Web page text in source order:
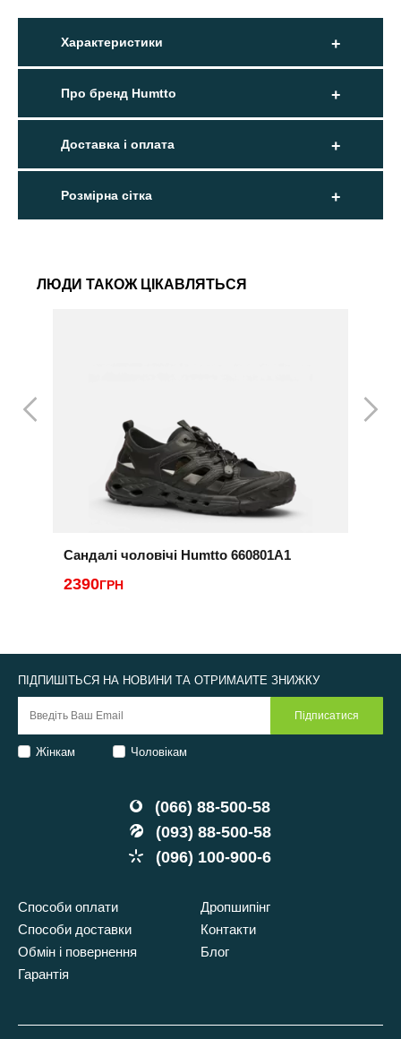
Характеристики
Про бренд Humtto
Доставка і оплата
Розмірна сітка
ЛЮДИ ТАКОЖ ЦІКАВЛЯТЬСЯ
Сандалі чоловічі Humtto 660801A1
2390ГРН
(066) 88-500-58
(093) 88-500-58
(096) 100-900-6
Способи оплати
Способи доставки
Обмін і повернення
Гарантія
Дропшипінг
Контакти
Блог
ПІДПИШІТЬСЯ НА НОВИНИ ТА ОТРИМАЙТЕ ЗНИЖКУ
Жінкам Чоловікам